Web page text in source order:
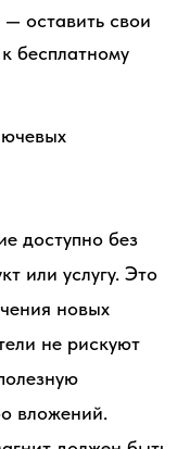
оставить свои
бесплатному
доступно без
или услугу. Это
новых
не рискуют
вложений.